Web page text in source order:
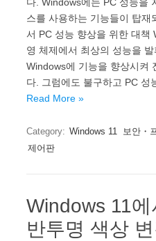
스를 사용하는 기능들이 탑재
서 PC 성능 향상을 위한 대책
영 체제에서 최상의 성능을
Windows에 기능을 향상시켜
다. 그럼에도 불구하고 PC 성
Read More »
Category: Windows 11 보안・
제어판
Windows 11에
반투명 색상 변